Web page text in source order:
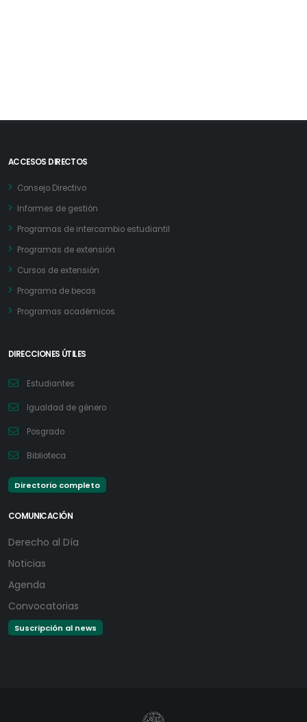
ACCESOS DIRECTOS
Consejo Directivo
Informes de gestión
Programas de intercambio estudiantil
Programas de extensión
Cursos de extensión
Programa de becas
Programas académicos
DIRECCIONES ÚTILES
Estudiantes
Igualdad de género
Posgrado
Biblioteca
Directorio completo
COMUNICACIÓN
Derecho al Día
Noticias
Agenda
Convocatorias
Suscripción al news